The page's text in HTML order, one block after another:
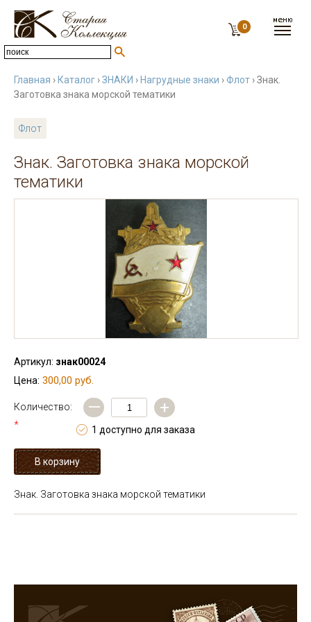
0
Главная › Каталог ›ЗНАКИ › Нагрудные знаки ›Флот › Знак.
Заготовка знака морской тематики
Флот
Знак. Заготовка знака морской
тематики
Артикул: знак00024
Цена: 300,00 руб.
Количество:
*
— +
1 доступно для заказа
Знак. Заготовка знака морской тематики